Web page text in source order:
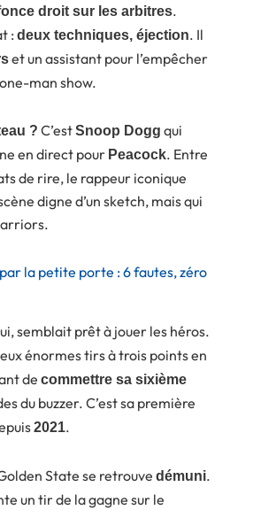
droit sur les arbitres.
: deux techniques, éjection. Il
et un assistant pour l’empêcher
man show.
? C’estSnoop Dogg qui
en direct pour Peacock. Entre
de rire, le rappeur iconique
digne d’un sketch, mais qui
la petite porte : 6 fautes, zéro
semblait prêt à jouer les héros.
énormes tirs à trois points en
de commettre sa sixième
du buzzer. C’est sa première
2021.
State se retrouve démuni.
un tir de la gagne sur le